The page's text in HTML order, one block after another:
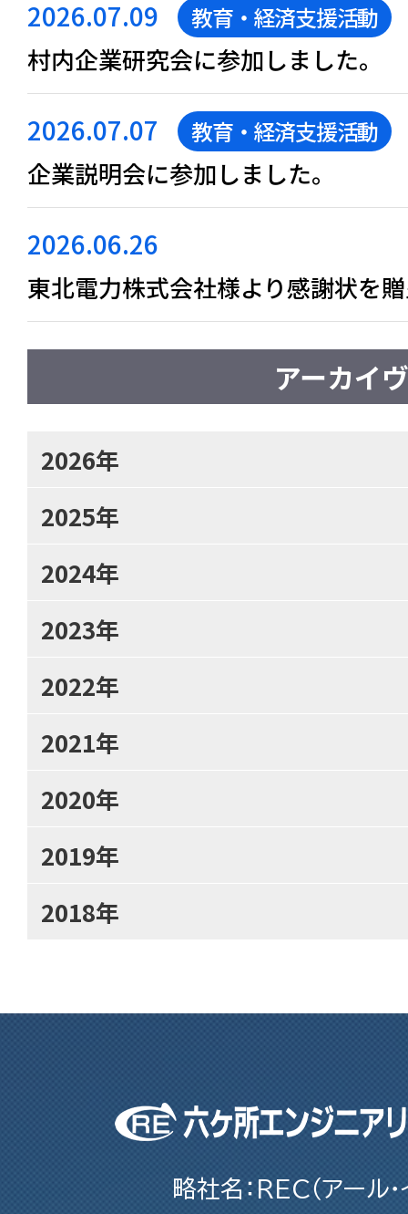
2026.07.09 教育・経済支援活動
村内企業研究会に参加しました。
2026.07.07 教育・経済支援活動
企業説明会に参加しました。
2026.06.26
東北電力株式会社様より感謝状を
アーカイヴ
2026年
2025年
2024年
2023年
2022年
2021年
2020年
2019年
2018年
略社名：REC（アール・